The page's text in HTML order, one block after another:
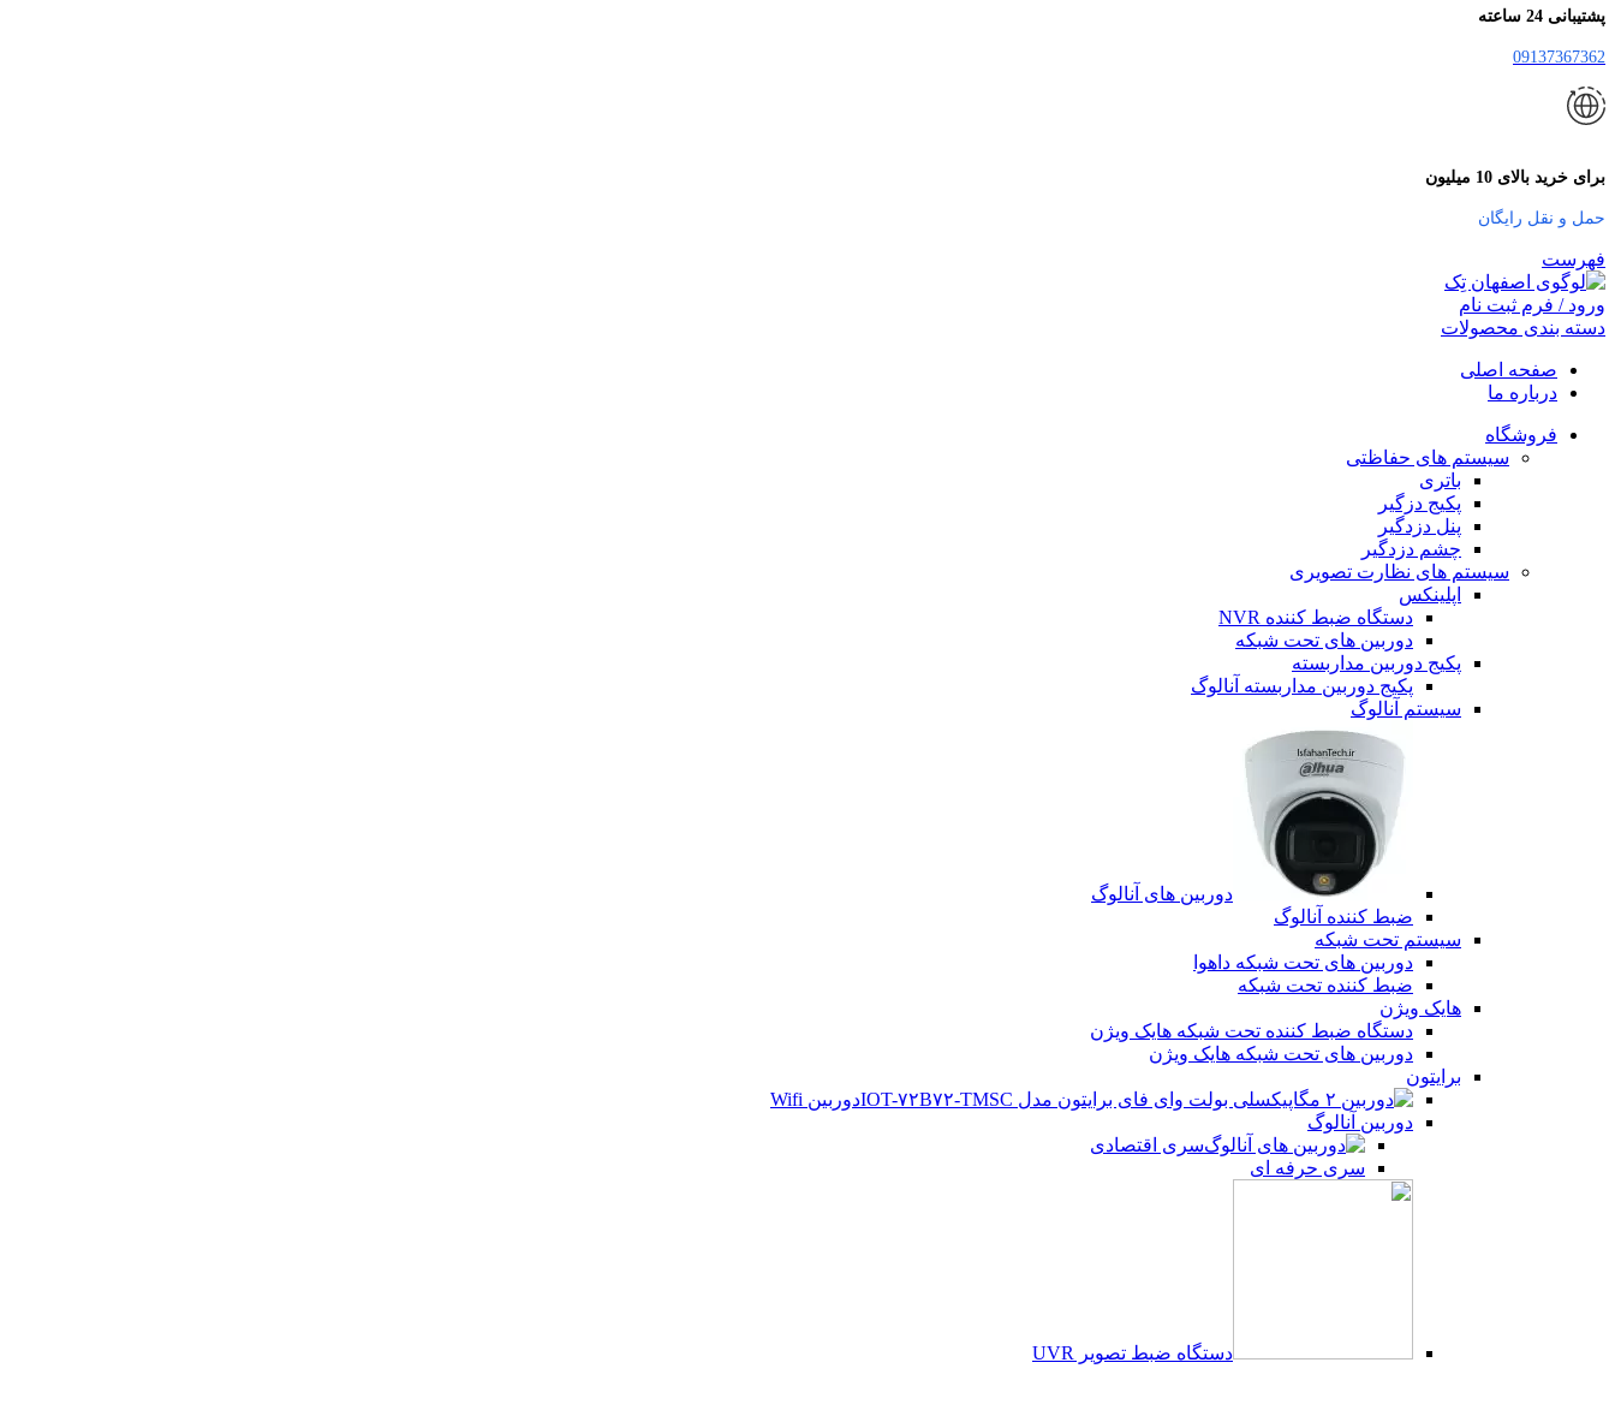
پشتیبانی 24 ساعته
09137367362
برای خرید بالای 10 میلیون
حمل و نقل رایگان
فهرست
ورود / فرم ثبت نام
دسته بندی محصولات
صفحه اصلی
درباره ما
فروشگاه
سیستم های حفاظتی
باتری
پکیج دزگیر
پنل دزدگیر
چشم دزدگیر
سیستم های نظارت تصویری
اپلینکس
دستگاه ضبط کننده NVR
دوربین های تحت شبکه
پکیج دوربین مداربسته
پکیج دوربین مداربسته آنالوگ
سیستم آنالوگ
دوربین های آنالوگ
ضبط کننده آنالوگ
سیستم تحت شبکه
دوربین های تحت شبکه داهوا
ضبط کننده تحت شبکه
هایک ویژن
دستگاه ضبط کننده تحت شبکه هایک ویژن
دوربین های تحت شبکه هایک ویژن
برایتون
دوربین Wifi
دوربین آنالوگ
سری اقتصادی
سری حرفه ای
دستگاه ضبط تصویر UVR